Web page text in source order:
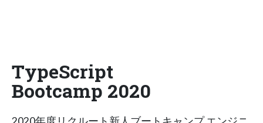
TypeScript
Bootcamp 2020